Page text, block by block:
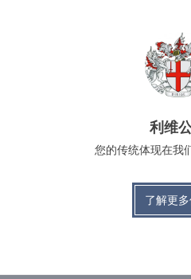
利维
您的传统体现在我
了解更